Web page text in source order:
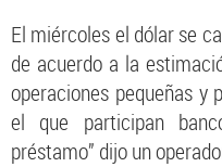
El miércoles el dólar se
de acuerdo a la
operaciones pequeñas y
el que participan
préstamo” dijo un